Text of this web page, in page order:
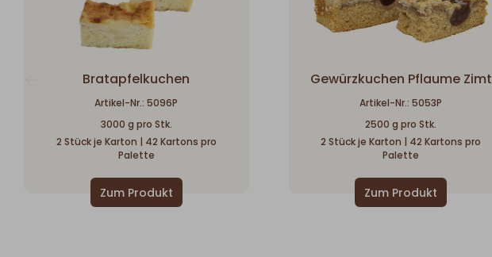
Bratapfelkuchen
Artikel-Nr.: 5096P
3000 g pro Stk.
2 Stück je Karton | 42 Kartons pro
Palette
Gewürzkuchen Pflaume Zimt
Artikel-Nr.: 5053P
2500 g pro Stk.
2 Stück je Karton | 42 Kartons pro
Palette